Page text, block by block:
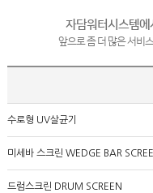
자담워터시스템에
앞으로 좀 더 많은 서비
수로형 UV살균기
미세바 스크린 WEDGE BAR
드럼스크린 DRUM SCREEN